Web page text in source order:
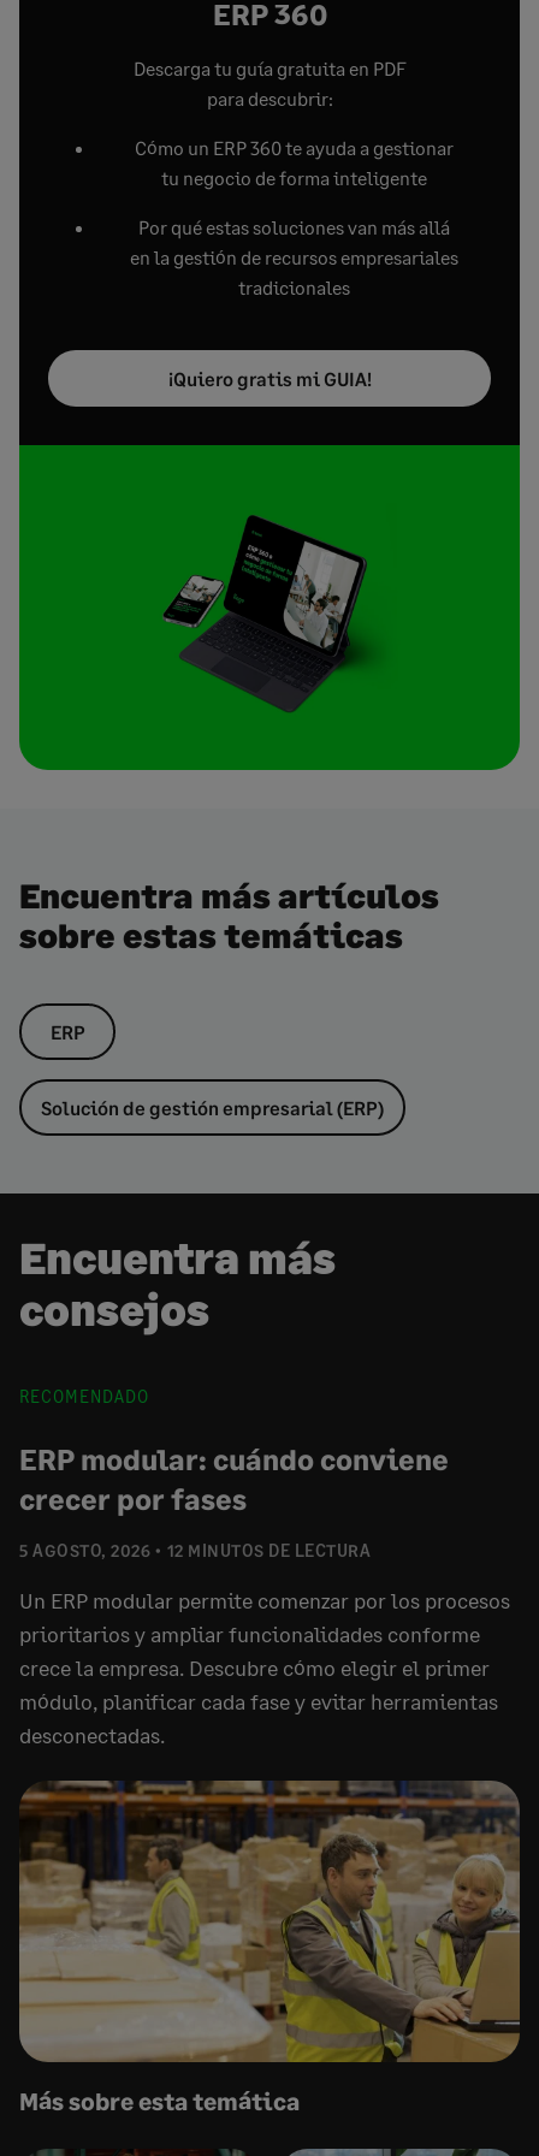
ERP 360
Descarga tu guía gratuita en PDF
para descubrir:
Cómo un ERP 360 te ayuda a gestionar
tu negocio de forma inteligente
Por qué estas soluciones van más allá
en la gestión de recursos empresariales
tradicionales
¡Quiero gratis mi GUIA!
Encuentra más artículos
sobre estas temáticas
ERP
Solución de gestión empresarial (ERP)
Encuentra más
consejos
RECOMENDADO
5 AGOSTO, 2026 12 MINUTOS DE LECTURA
ERP modular: cuándo conviene
crecer por fases
Un ERP modular permite comenzar por los procesos
prioritarios y ampliar funcionalidades conforme
crece la empresa. Descubre cómo elegir el primer
módulo, planificar cada fase y evitar herramientas
desconectadas.
Más sobre esta temática